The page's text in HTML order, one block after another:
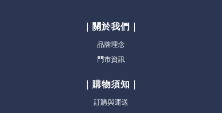
｜關於我們｜
品牌理念
門市資訊
｜購物須知｜
訂購與運送